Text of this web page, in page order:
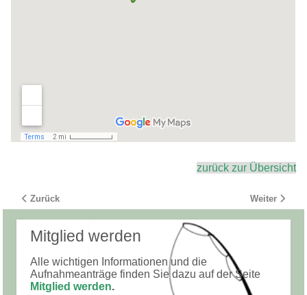
zurück zur Übersicht
Vorheriger Beitrag: Der Fischer Weiher
Zurück Nächster
Weiter
Mitglied werden
Alle wichtigen Informationen und die
Aufnahmeanträge finden Sie dazu auf der Seite
Mitglied werden.